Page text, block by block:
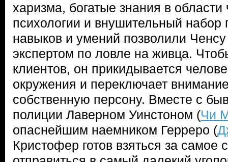
харизма, богатые знания в области
психологии и внушительный
навыков и умений позволили
экспертом по ловле на живца.
клиентов, он прикидывается
окружения и переключает
собственную персону. Вместе с
полиции Лаверном Уинстоном (Чи
опаснейшим наемником Герреро (
Кристофер готов взяться за самое